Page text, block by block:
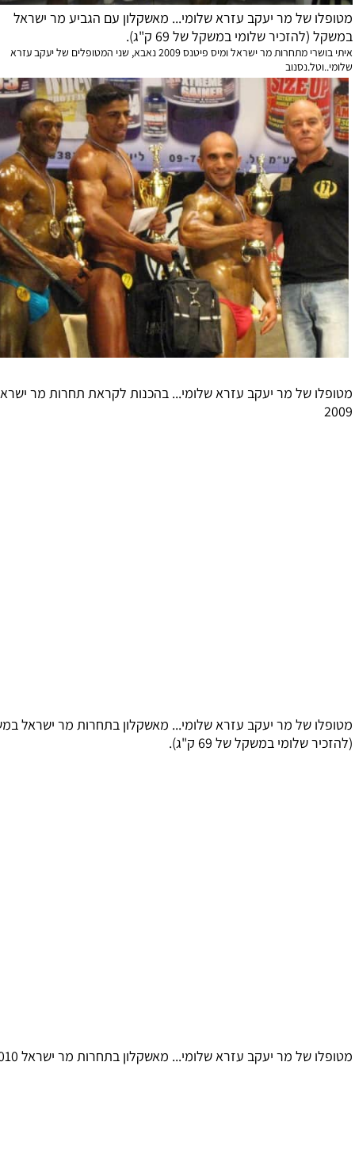
של מר יעקב עזרא שלומי... מאשקלון עם הגביע מר ישראל
(להזכיר שלומי במשקל של 69 ק"ג).
איתי בושרי מתחרות מר ישראל ומיס פיטנס 2009 נאבא, שני המטופלים של יעקב עזרא
של מר יעקב עזרא שלומי... בהכנות לקראת תחרות מר ישראל
של מר יעקב עזרא שלומי... מאשקלון בתחרות מר ישראל במשקל
שלומי במשקל של 69 ק"ג).
של מר יעקב עזרא שלומי... מאשקלון בתחרות מר ישראל 2010